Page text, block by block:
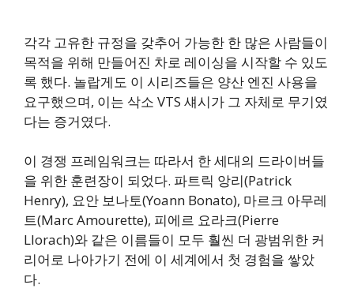
각각 고유한 규정을 갖추어 가능한 한 많은 사람들이
목적을 위해 만들어진 차로 레이싱을 시작할 수 있도
록 했다. 놀랍게도 이 시리즈들은 양산 엔진 사용을
요구했으며, 이는 삭소 VTS 섀시가 그 자체로 무기였
다는 증거였다.
이 경쟁 프레임워크는 따라서 한 세대의 드라이버들
을 위한 훈련장이 되었다. 파트릭 앙리(Patrick
Henry), 요안 보나토(Yoann Bonato), 마르크 아무레
트(Marc Amourette), 피에르 요라크(Pierre
Llorach)와 같은 이름들이 모두 훨씬 더 광범위한 커
리어로 나아가기 전에 이 세계에서 첫 경험을 쌓았
다.